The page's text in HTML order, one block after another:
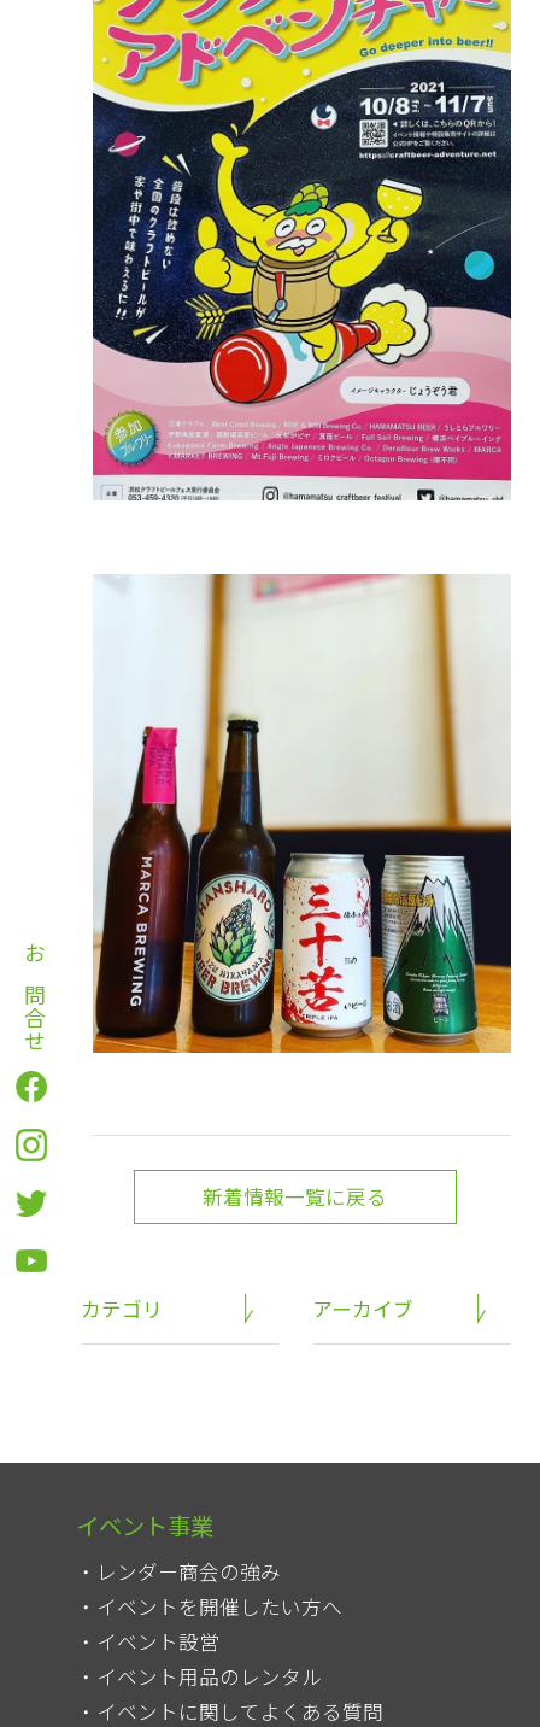
お問合せ
カテゴリ アーカイブ
新着情報一覧に戻る
イベント事業
レンダー商会の強み
イベントを開催したい方へ
イベント設営
イベント用品のレンタル
イベントに関してよくある質問